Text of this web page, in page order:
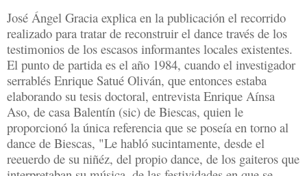
José Ángel Gracia explica en la publicación el recorrido
realizado para tratar de reconstruir el dance través de los
testimonios de los escasos informantes locales existentes.
El punto de partida es el año 1984, cuando el investigador
serrablés Enrique Satué Oliván, que entonces estaba
elaborando su tesis doctoral, entrevista Enrique Aínsa
Aso, de casa Balentín (sic) de Biescas, quien le
proporcionó la única referencia que se poseía en torno al
dance de Biescas, "Le habló sucintamente, desde el
reeuerdo de su niñéz, del propio dance, de los gaiteros que